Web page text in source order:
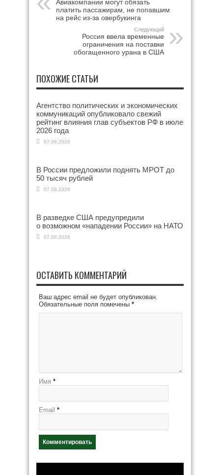
Авиакомпании могут обязать
платить пассажирам, не попавшим
на рейс из-за овербукинга
Следующий
Россия ввела временные
ограничения на поставки
обогащенного урана в США
ПОХОЖИЕ СТАТЬИ
Агентство политических и экономических
коммуникаций опубликовало свежий
рейтинг влияния глав субъектов РФ в июле
2026 года
07.08.2026
В России предложили поднять МРОТ до
50 тысяч рублей
07.08.2026
В разведке США предупредили
о возможном «нападении России» на НАТО
07.08.2026
ОСТАВИТЬ КОММЕНТАРИЙ
Ваш адрес email не будет опубликован.
Обязательные поля помечены *
Имя *
Email *